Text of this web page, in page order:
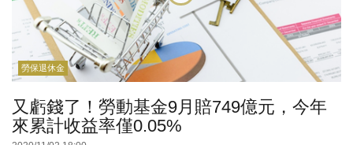
勞保退休金
又虧錢了！勞動基金9月賠749億元，今年
來累計收益率僅0.05%